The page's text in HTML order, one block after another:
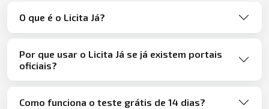
O que é o Licita Já?
Por que usar o Licita Já se já existem portais
oficiais?
Como funciona o teste grátis de 14 dias?